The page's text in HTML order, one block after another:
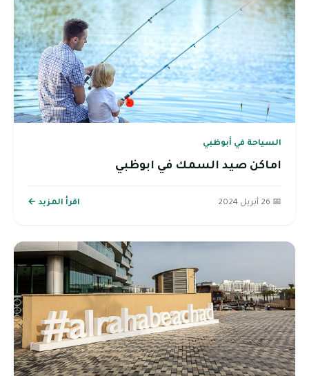
السياحة في أبوظبي
اماكن صيد السمك في ابوظبي
📅 26 أبريل 2024 اقرأ المزيد ←